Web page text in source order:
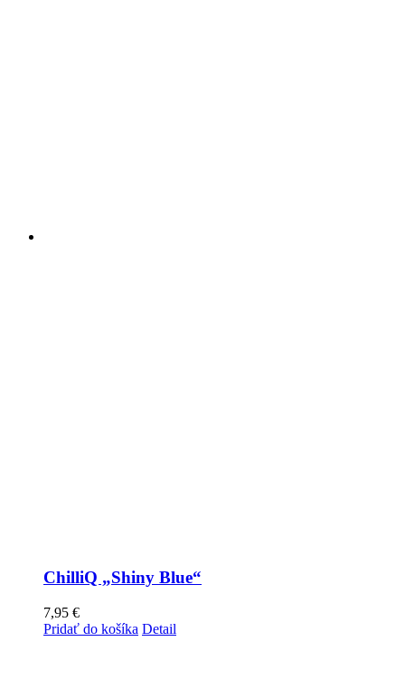
ChilliQ „Shiny Blue“
7,95 €
Pridať do košíka Detail